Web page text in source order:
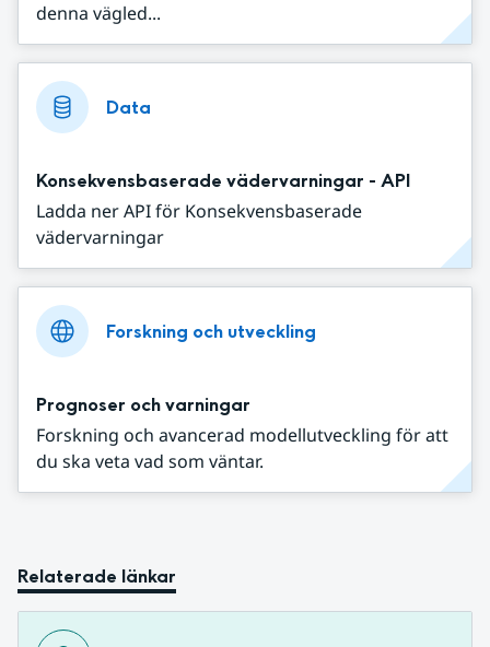
denna vägled...
Data
Konsekvensbaserade vädervarningar - API
Ladda ner API för Konsekvensbaserade
vädervarningar
Forskning och utveckling
Prognoser och varningar
Forskning och avancerad modellutveckling för att
du ska veta vad som väntar.
Relaterade länkar